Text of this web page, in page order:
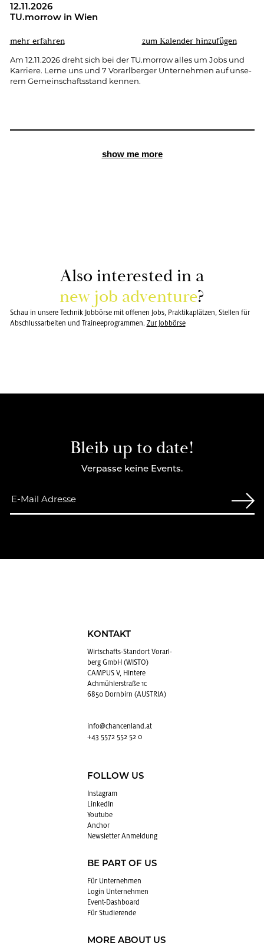
12.11.2026
TU.​morrow in Wien
mehr er­fah­ren zum Ka­len­der hin­zu­fü­gen
Am 12.11.2026 dreht sich bei der TU.​morrow alles um Jobs und
Kar­rie­re. Lerne uns und 7 Vor­arl­ber­ger Un­ter­neh­men auf un­se­
rem Ge­mein­schafts­stand ken­nen.
show me more
Also in­te­rested in a
new job ad­ven­ture?
Schau in unsere Technik Jobbörse mit offenen Jobs, Praktikaplätzen, Stellen für
Abschlussarbeiten und Traineeprogrammen. Zur Job­bör­se
Bleib up to date!
Verpasse keine Events.
KONTAKT
Wirt­schafts-Stand­ort Vor­arl­
berg GmbH (WISTO)
CAMPUS V, Hintere
Achmühlerstraße 1c
6850 Dornbirn (AUSTRIA)
info@​chancenland.​at
+43 5572 552 52 0
FOLLOW US
In­sta­gram
Lin­kedIn
You­tube
An­chor
News­let­ter An­mel­dung
BE PART OF US
Für Un­ter­neh­men
Login Un­ter­neh­men
Event-Da­sh­board
Für Stu­die­ren­de
MORE ABOUT US